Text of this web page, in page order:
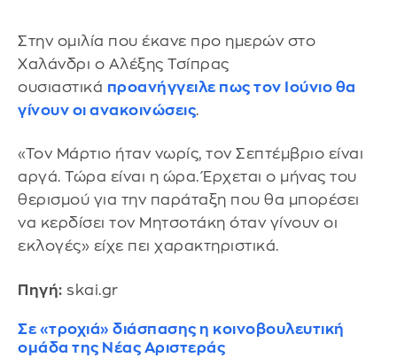
Στην ομιλία που έκανε προ ημερών στο
Χαλάνδρι ο Αλέξης Τσίπρας
ουσιαστικά προανήγγειλε πως τον Ιούνιο θα
γίνουν οι ανακοινώσεις.
«Τον Μάρτιο ήταν νωρίς, τον Σεπτέμβριο είναι
αργά. Τώρα είναι η ώρα. Έρχεται ο μήνας του
θερισμού για την παράταξη που θα μπορέσει
να κερδίσει τον Μητσοτάκη όταν γίνουν οι
εκλογές» είχε πει χαρακτηριστικά.
Πηγή: skai.gr
Σε «τροχιά» διάσπασης η κοινοβουλευτική
ομάδα της Νέας Αριστεράς